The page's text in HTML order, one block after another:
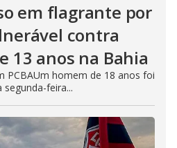
em flagrante por
contra
13 anos na Bahia
PCBAUm homem de 18 anos foi
feira...